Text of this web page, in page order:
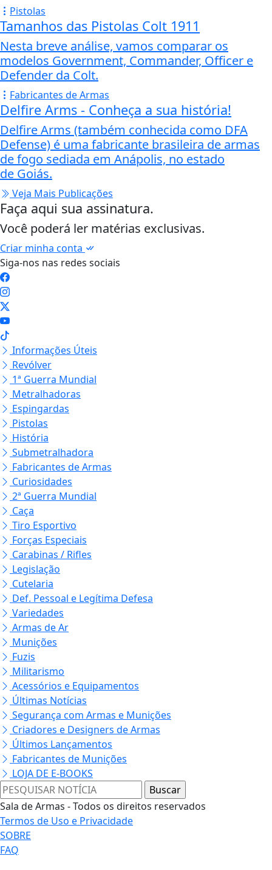
Pistolas
Tamanhos das Pistolas Colt 1911
Nesta breve análise, vamos comparar os
modelos Government, Commander, Officer e
Defender da Colt.
Fabricantes de Armas
Delfire Arms - Conheça a sua história!
Delfire Arms (também conhecida como DFA
Defense) é uma fabricante brasileira de armas
de fogo sediada em Anápolis, no estado
de Goiás.
Veja Mais Publicações
Faça aqui sua assinatura.
Você poderá ler matérias exclusivas.
Criar minha conta
Siga-nos nas redes sociais
Informações Úteis
Revólver
1ª Guerra Mundial
Metralhadoras
Espingardas
Pistolas
História
Submetralhadora
Fabricantes de Armas
Curiosidades
2ª Guerra Mundial
Caça
Tiro Esportivo
Forças Especiais
Carabinas / Rifles
Legislação
Cutelaria
Def. Pessoal e Legítima Defesa
Variedades
Armas de Ar
Munições
Fuzis
Militarismo
Acessórios e Equipamentos
Últimas Notícias
Segurança com Armas e Munições
Criadores e Designers de Armas
Últimos Lançamentos
Fabricantes de Munições
LOJA DE E-BOOKS
Sala de Armas - Todos os direitos reservados
Termos de Uso e Privacidade
SOBRE
FAQ